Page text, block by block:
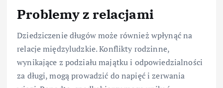
Problemy z relacjami
Dziedziczenie długów może również wpłynąć na
relacje międzyludzkie. Konflikty rodzinne,
wynikające z podziału majątku i odpowiedzialności
za długi, mogą prowadzić do napięć i zerwania